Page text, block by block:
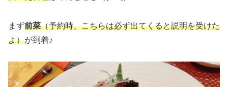
まず前菜（予約時、こちらは必ず出てくると説明を受けた
よ）が到着♪